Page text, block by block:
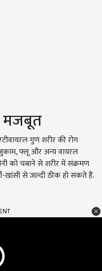
मजबूत
गुण शरीर की रोग
जुकाम, फ्लू और अन्य वायरल
को चबाने से शरीर में संक्रमण
खांसी से जल्दी ठीक हो सकते हैं.